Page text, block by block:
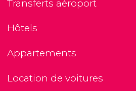
Transferts aéroport
Hôtels
Appartements
Location de voitures